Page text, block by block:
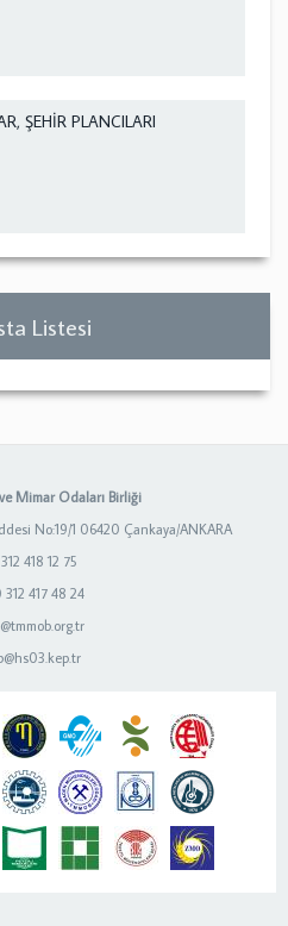
ŞEHİR PLANCILARI
Listesi
Mimar Odaları Birliği
No:19/1 06420 Çankaya/ANKARA
418 12 75
312 417 48 24